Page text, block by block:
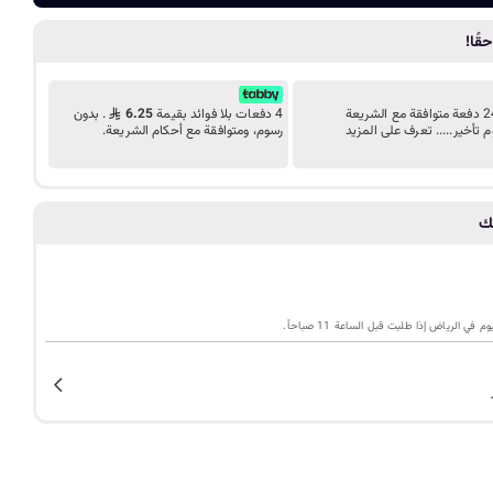
د
ك
ل
م
ب
ي
قسّط مشترياتك على 24 دفعة متوافقة مع الشريعة
تأخير..... تعرف على المزيد
4 دفعات بلا فوائد بقيمة 6.25
. بدون
رسوم، ومتوافقة مع أحكام الشريعة.
الرياض إذا طلبت قبل الساعة 11 صباحاً.